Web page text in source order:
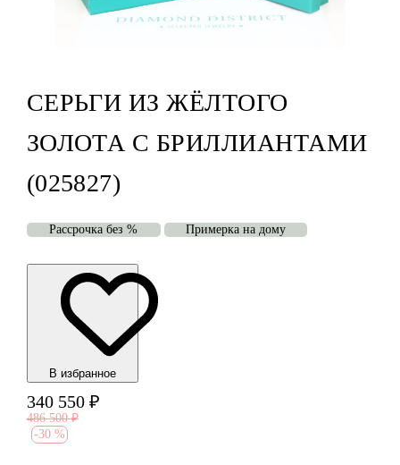
СЕРЬГИ ИЗ ЖЁЛТОГО
ЗОЛОТА С БРИЛЛИАНТАМИ
(025827)
Рассрочка без % Примерка на дому
В избранноe
340 550 ₽
486 500 ₽
-30 %